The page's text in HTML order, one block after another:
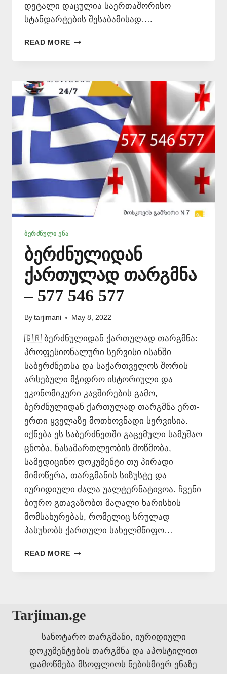
დეტალი დაცულია საერთაშორისო
სტანდარტების შესაბამისად….
READ MORE ᲑᲔᲠᲫᲜᲣᲚᲘ
ᲛᲪᲝᲓᲜᲔ
577
546
ᲑᲔᲠᲫᲜᲣᲚᲘ ᲔᲜᲐ
ბერძნულიდან
ქართულად თარგმნა
– 577 546 577
By tarjimani May 8, 2022
🇬🇷 ბერძნულიდან ქართულად თარგმნა:
პროფესიონალური სერვისი ისანში
საბერძნეთსა და საქართველოს შორის
არსებული მჭიდრო ისტორიული და
ეკონომიკური კავშირების გამო,
ბერძნულიდან ქართულად თარგმნა ერთ-
ერთი ყველაზე მოთხოვნადი სერვისია.
იქნება ეს საბერძნეთში გაცემული სამუშაო
ცნობა, ნასამართლეობის მოწმობა,
სამედიცინო დოკუმენტი თუ პირადი
მიმოწერა, თარგმანის სიზუსტე და
იურიდიული ძალა უალტერნატივოა. ჩვენი
ბიურო გთავაზობთ მაღალი ხარისხის
მომსახურებას, რომელიც სრულად
პასუხობს ქართული სახელმწიფო…
READ MORE ᲑᲔᲠᲫᲜᲣᲚᲘᲓᲐᲜ
ᲗᲐᲠᲒᲛᲜᲐ
577
Tarjiman.ge
სანოტარო თარგმანი, იურიდიული
დოკუმენტების თარგმნა და აპოსტილით
დამოწმება მსოფლიოს ნებისმიერ ენაზე